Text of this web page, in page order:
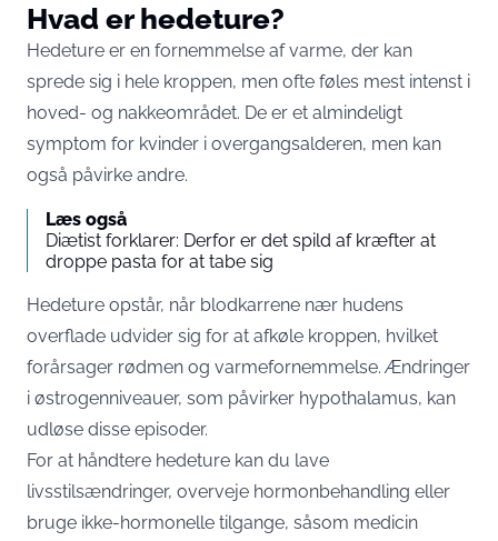
Hvad er hedeture?
Hedeture er en fornemmelse af varme, der kan
sprede sig i hele kroppen, men ofte føles mest intenst i
hoved- og nakkeområdet. De er et almindeligt
symptom for kvinder i overgangsalderen, men kan
også påvirke andre.
Læs også
Diætist forklarer: Derfor er det spild af kræfter at
droppe pasta for at tabe sig
Hedeture opstår, når blodkarrene nær hudens
overflade udvider sig for at afkøle kroppen, hvilket
forårsager rødmen og varmefornemmelse. Ændringer
i østrogenniveauer, som påvirker hypothalamus, kan
udløse disse episoder.
For at håndtere hedeture kan du lave
livsstilsændringer, overveje hormonbehandling eller
bruge ikke-hormonelle tilgange, såsom medicin